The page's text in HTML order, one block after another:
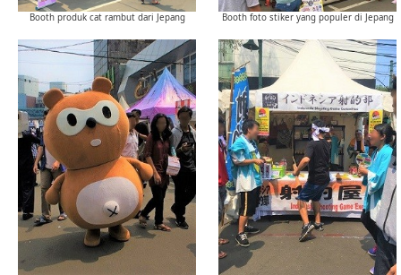
Booth produk cat rambut dari Jepang Booth foto stiker yang populer di Jepang